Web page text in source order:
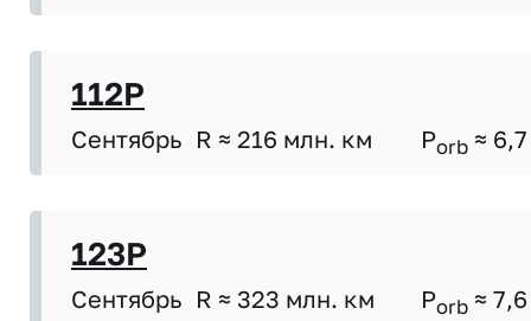
112P
Сентябрь R ≈ 216 млн. км Porb ≈ 6,7
123P
Сентябрь R ≈ 323 млн. км Porb ≈ 7,6